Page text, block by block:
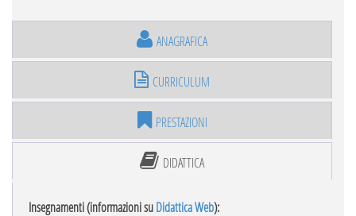
ANAGRAFICA
CURRICULUM
PRESTAZIONI
DIDATTICA
Insegnamenti (informazioni suDidattica Web):